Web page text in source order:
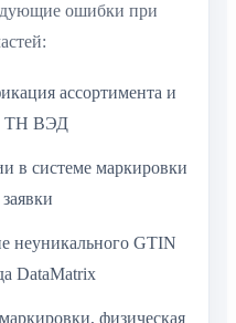
ошибки при
ассортимента и
ТН ВЭД
в системе маркировки
неуникального GTIN
DataMatrix
физическая